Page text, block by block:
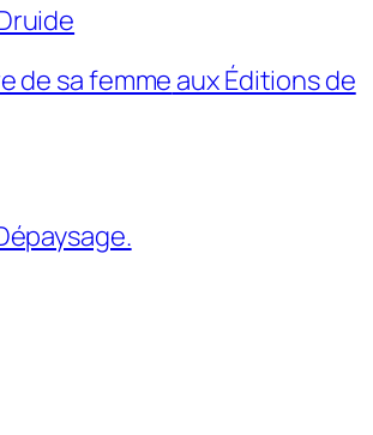
de sa femme aux Éditions de